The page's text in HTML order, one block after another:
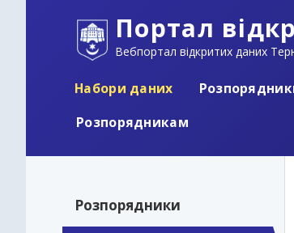
Портал
Вебпортал відкритих даних
Набори даних
Розпорядникам
Розпорядники